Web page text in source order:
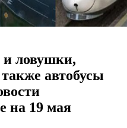
ловушки,
автобусы
на 19 мая